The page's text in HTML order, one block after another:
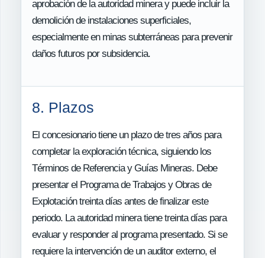
aprobación de la autoridad minera y puede incluir la
demolición de instalaciones superficiales,
especialmente en minas subterráneas para prevenir
daños futuros por subsidencia.
8. Plazos
El concesionario tiene un plazo de tres años para
completar la exploración técnica, siguiendo los
Términos de Referencia y Guías Mineras. Debe
presentar el Programa de Trabajos y Obras de
Explotación treinta días antes de finalizar este
periodo. La autoridad minera tiene treinta días para
evaluar y responder al programa presentado. Si se
requiere la intervención de un auditor externo, el